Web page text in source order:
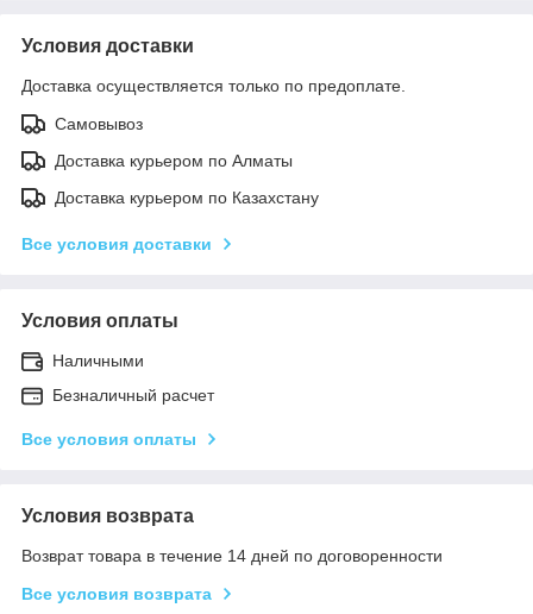
Условия доставки
Доставка осуществляется только по предоплате.
Самовывоз
Доставка курьером по Алматы
Доставка курьером по Казахстану
Все условия доставки
Условия оплаты
Наличными
Безналичный расчет
Все условия оплаты
Условия возврата
Возврат товара в течение 14 дней по договоренности
Все условия возврата